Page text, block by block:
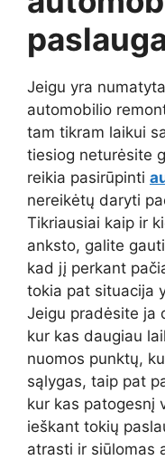
Jeigu yra
automobilio
tam tikram laikui
tiesiog neturėsite
reikia pasirūpinti
nereikėtų daryti
Tikriausiai kaip ir
anksto, galite
kad jį perkant
tokia pat situacija
Jeigu pradėsite ja
kur kas daugiau
nuomos punktų,
sąlygas, taip pat
kur kas patogesnį
ieškant tokių
atrasti ir siūlomas